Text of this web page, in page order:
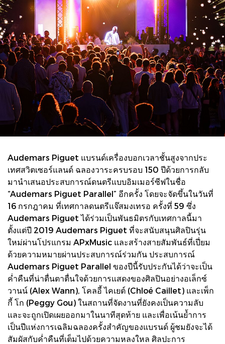
Audemars Piguet แบรนด์เครื่องบอกเวลาชั้นสูงจากประ
เทศสวิตเซอร์แลนด์ ฉลองวาระครบรอบ 150 ปีด้วยการกลับ
มานำเสนอประสบการณ์ดนตรีแบบอิมเมอร์ซีฟในชื่อ
“Audemars Piguet Parallel” อีกครั้ง โดยจะจัดขึ้นในวันที่
16 กรกฎาคม ที่เทศกาลดนตรีแจ๊สมงเทรอ ครั้งที่ 59 ซึ่ง
Audemars Piguet ได้ร่วมเป็นพันธมิตรกับเทศกาลนี้มา
ตั้งแต่ปี 2019 Audemars Piguet ที่จะสนับสนุนศิลปินรุ่น
ใหม่ผ่านโปรแกรม APxMusic และสร้างสายสัมพันธ์ที่เปี่ยม
ด้วยความหมายผ่านประสบการณ์ร่วมกัน ประสบการณ์
Audemars Piguet Parallel ของปีนี้รับประกันได้ว่าจะเป็น
ค่ำคืนที่น่าตื่นตาตื่นใจด้วยการแสดงของศิลปินอย่างอเล็กซ์
วานน์ (Alex Wann), โคลอี้ ไคเยต์ (Chloé Caillet) และเพ็ก
กี้ โก (Peggy Gou) ในสถานที่จัดงานที่ยังคงเป็นความลับ
และจะถูกเปิดเผยออกมาในนาทีสุดท้าย และเพื่อเน้นย้ำการ
เป็นปีแห่งการเฉลิมฉลองครั้งสำคัญของแบรนด์ ผู้ชมยังจะได้
สัมผัสกับค่ำคืนที่เต็มไปด้วยความหลงใหล ศิลปะการ